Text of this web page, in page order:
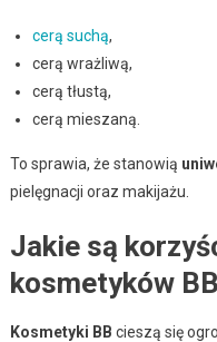
cerą suchą,
cerą wrażliwą,
cerą tłustą,
cerą mieszaną.
To sprawia, że stanowią
pielęgnacji oraz makijażu.
Jakie są
kosmetyków
Kosmetyki BB cieszą się